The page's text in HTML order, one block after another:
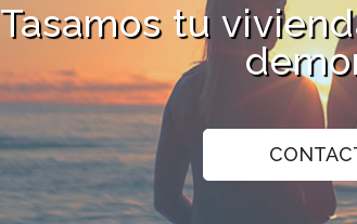
Tasamos tu